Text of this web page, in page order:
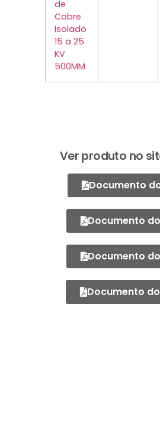
de
Cobre
Isolado
15 a 25
KV
500MM
Ver produto no
Documento
Documento
Documento
Documento